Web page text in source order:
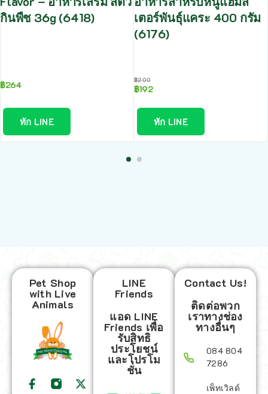
กินพืช 36g (6418)
฿264
ทัก LINE
เตอร์พันธุ์แคระ 400 กรัม
(6176)
฿200
฿192
ทัก LINE
Pet Shop
with Live
Animals
LINE
Friends
แอด LINE
Friends เพื่อ
รับสิทธิ
ประโยชน์
และโปรโม
ชั่น
Contact Us!
ติดต่อพวก
เราทางช่อง
ทางอื่นๆ
084 804
7286
เพ็ทเวิลด์